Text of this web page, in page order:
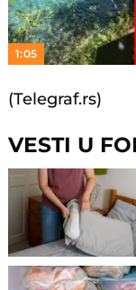
1:05
(Telegraf.rs)
VESTI U